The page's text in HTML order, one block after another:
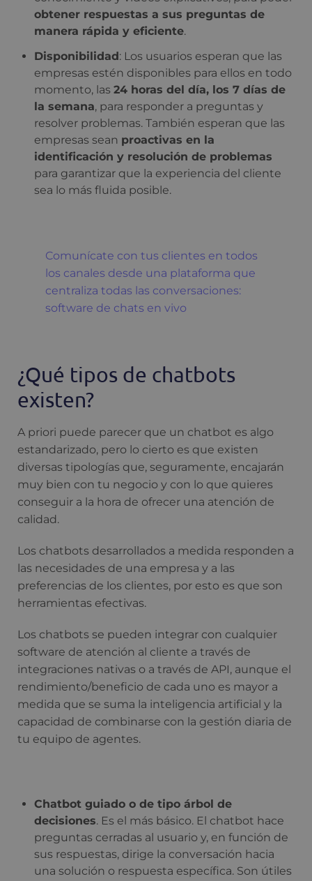
obtener respuestas a sus preguntas de
manera rápida y eficiente.
Disponibilidad: Los usuarios esperan que las
empresas estén disponibles para ellos en todo
momento, las 24 horas del día, los 7 días de
la semana, para responder a preguntas y
resolver problemas. También esperan que las
empresas sean proactivas en la
identificación y resolución de problemas
para garantizar que la experiencia del cliente
sea lo más fluida posible.
Comunícate con tus clientes en todos
los canales desde una plataforma que
centraliza todas las conversaciones:
software de chats en vivo
¿Qué tipos de chatbots
existen?
A priori puede parecer que un chatbot es algo
estandarizado, pero lo cierto es que existen
diversas tipologías que, seguramente, encajarán
muy bien con tu negocio y con lo que quieres
conseguir a la hora de ofrecer una atención de
calidad.
Los chatbots desarrollados a medida responden a
las necesidades de una empresa y a las
preferencias de los clientes, por esto es que son
herramientas efectivas.
Los chatbots se pueden integrar con cualquier
software de atención al cliente a través de
integraciones nativas o a través de API, aunque el
rendimiento/beneficio de cada uno es mayor a
medida que se suma la inteligencia artificial y la
capacidad de combinarse con la gestión diaria de
tu equipo de agentes.
Chatbot guiado o de tipo árbol de
decisiones. Es el más básico. El chatbot hace
preguntas cerradas al usuario y, en función de
sus respuestas, dirige la conversación hacia
una solución o respuesta específica. Son útiles